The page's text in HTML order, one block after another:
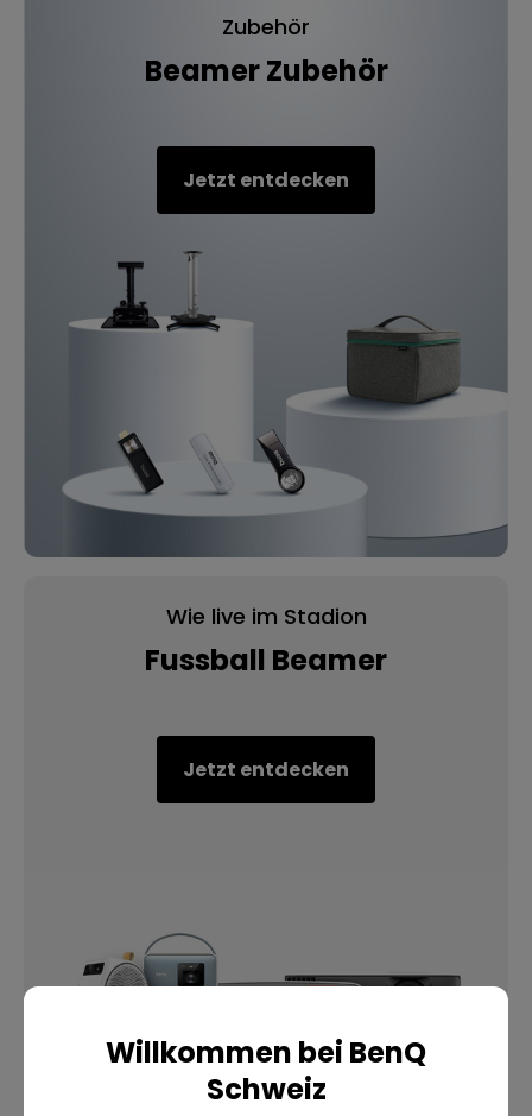
Willkommen bei BenQ
Schweiz
Zubehör
Beamer Zubehör
Jetzt entdecken
Wie live im Stadion
Fussball Beamer
Jetzt entdecken